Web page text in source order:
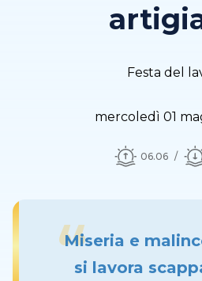
Festa del
mercoledì 01
06.06
Miseria e
si lavora